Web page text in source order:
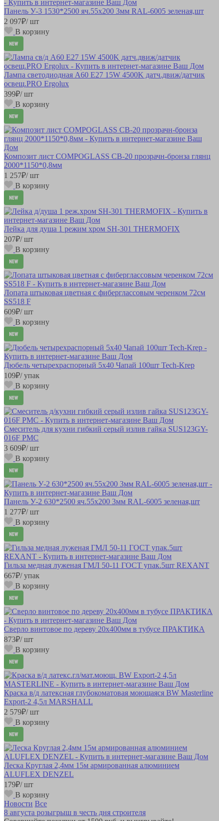
Панель У-3 1530*2500 яч.55х200 3мм RAL-6005 зеленая,шт
2 097₽/ шт
В корзину
Лампа светодиодная A60 E27 15W 4500K датч.движ/датчик
освещ.PRO Ergolux
399₽/ шт
В корзину
Композит лист COMPOGLASS СВ-20 прозрачн-бронза глянц
2000*1150*0,8мм
1 257₽/ шт
В корзину
Лейка для душа 1 режим хром SH-301 THERMOFIX
207₽/ шт
В корзину
Лопата штыковая цветная с фиберглассовым черенком 72см
SS518 F
609₽/ шт
В корзину
Дюбель четырехраспорный 5х40 Чапай 100шт Tech-Krep
109₽/ упак
В корзину
Смеситель для кухни гибкий серый излив гайка SUS123GY-
016F РМС
3 609₽/ шт
В корзину
Панель У-2 630*2500 яч.55х200 3мм RAL-6005 зеленая,шт
1 277₽/ шт
В корзину
Гильза медная луженая ГМЛ 50-11 ГОСТ упак.5шт REXANT
667₽/ упак
В корзину
Сверло винтовое по дереву 20х400мм в тубусе ПРАКТИКА
873₽/ шт
В корзину
Краска в/д латексная глубокоматовая моющаяся BW Masterline
Export-2 4,5л MARSHALL
2 579₽/ шт
В корзину
Леска Круглая 2,4мм 15м армированная алюминием
ALUFLEX DENZEL
179₽/ шт
В корзину
Новости Все
8 августа розыгрыш в честь дня строителя